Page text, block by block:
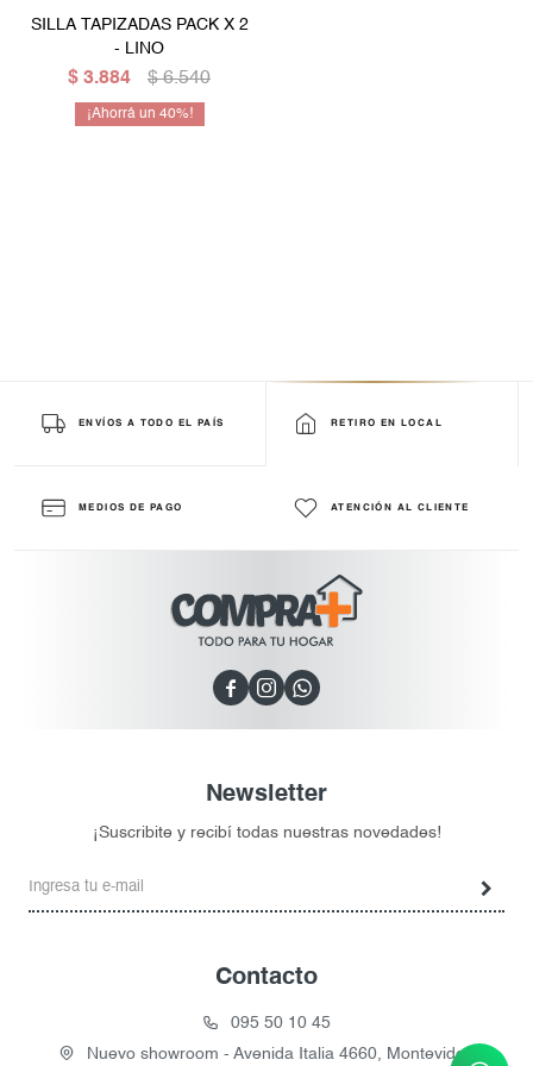
SILLA TAPIZADAS PACK X 2
- LINO
$ 3.884 $ 6.540
40
ENVÍOS A TODO EL PAÍS RETIRO EN LOCAL
MEDIOS DE PAGO ATENCIÓN AL CLIENTE
  
Contacto
095 50 10 45
Nuevo showroom - Avenida Italia 4660, Montevideo
Newsletter
¡Suscribite y recibí todas nuestras novedades!
Mesas de living
Multiusos y complementos
Escritorios
Bibliotecas
Niños